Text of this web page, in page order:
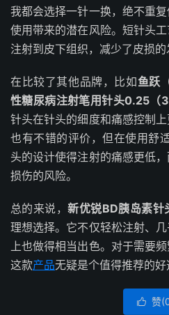
我都会选择一针一换，绝不重
使用带来的潜在风险。短针头
注射到皮下组织，减少了皮损的
在比较了其他品牌，比如鱼跃
性糖尿病注射笔用针头0.25（
针头在针头的细度和痛感控制
也有不错的评价，但在使用舒
头的设计使得注射的痛感更低
损伤的风险。
总的来说，新优锐BD胰岛素针
理想选择。它不仅轻松注射、
上也做得相当出色。对于需要频
这款产品无疑是个值得推荐的好
 赞(